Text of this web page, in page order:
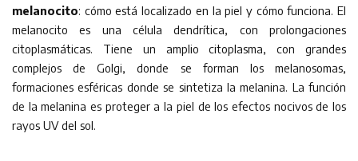
melanocito: cómo está localizado en la piel y cómo funciona. El
melanocito es una célula dendrítica, con prolongaciones
citoplasmáticas. Tiene un amplio citoplasma, con grandes
complejos de Golgi, donde se forman los melanosomas,
formaciones esféricas donde se sintetiza la melanina. La función
de la melanina es proteger a la piel de los efectos nocivos de los
rayos UV del sol.